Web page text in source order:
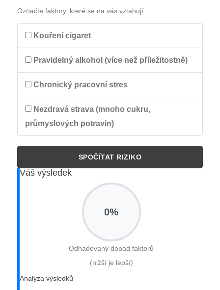
Označte faktory, které se na vás vztahují:
Kouření cigaret
Pravidelný alkohol (více než příležitostně)
Chronický pracovní stres
Nezdravá strava (mnoho cukru,
průmyslových potravin)
SPOČÍTAT RIZIKO
Váš výsledek
0%
Odhadovaný dopad faktorů
(nižší je lepší)
Analýza výsledků